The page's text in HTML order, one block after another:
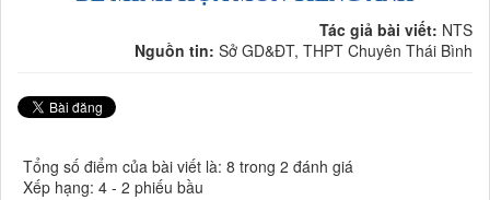
Tác giả bài viết: NTS
Nguồn tin: Sở GD&ĐT, THPT Chuyên Thái Bình
Tổng số điểm của bài viết là: 8 trong 2 đánh giá
Xếp hạng: 4 - 2 phiếu bầu